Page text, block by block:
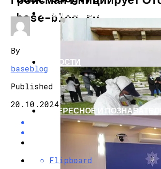
base-blog.ru
ЭКОНОМИКА И ПОЛИТИКА
НОВОСТИ
ИНТЕРЕСНОЕ И
By
baseblog
Published
20.10.2024
Flipboard